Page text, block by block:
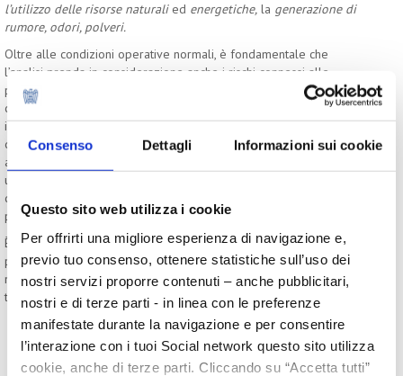
Consenso Dettagli Informazioni sui cookie
Questo sito web utilizza i cookie
Per offrirti una migliore esperienza di navigazione e,
previo tuo consenso, ottenere statistiche sull’uso dei
nostri servizi proporre contenuti – anche pubblicitari,
nostri e di terze parti - in linea con le preferenze
manifestate durante la navigazione e per consentire
l’interazione con i tuoi Social network questo sito utilizza
cookie, anche di terze parti. Cliccando su “Accetta tutti”
l’utilizzo delle risorse naturalied energetiche, la generazione di
rumore, odori, polveri.
Oltre alle condizioni operative normali, è fondamentale che
l’analisi prenda in considerazione anche i rischi connessi alle
potenziali situazioni di emergenza, ad esempio i rischi di
contaminazione del suolo in caso di sversamenti accidentali. È
importante anche considerare le attivitàpassatee le attivitàfuture
dell’azienda. Ciò significa che l’analisi deve considerare, da un lato,
anche le attività o le aree dismesse che possono esercitare ancora
un impatto sull’ambiente (ad esempio, un serbatoio interrato in
disuso), dall’altro gli effetti ambientali connessi a nuove attività,
processi e servizi pianificati.
È importante anche sottolineare la trasversalità delle
problematiche ambientali all’interno dell’azienda, che rende
necessario un ampio coinvolgimento della struttura aziendale in
tutte le sue componenti.